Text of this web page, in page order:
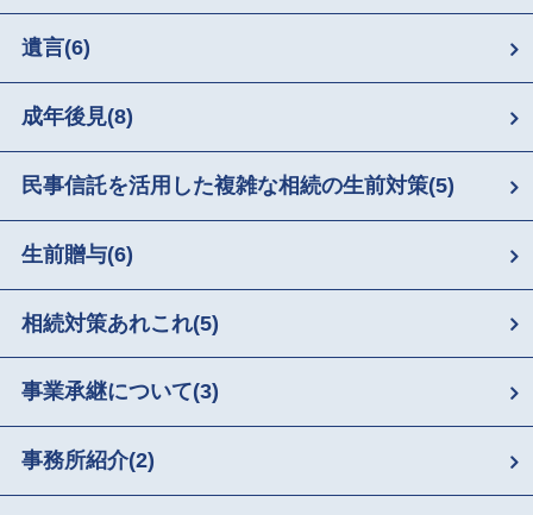
遺言(6)
成年後見(8)
民事信託を活用した複雑な相続の生前対策(5)
生前贈与(6)
相続対策あれこれ(5)
事業承継について(3)
事務所紹介(2)